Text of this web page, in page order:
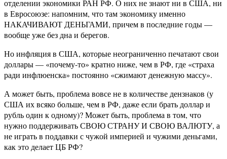
отделении экономики РАН РФ. О них не знают ни в США, ни
в Евросоюзе: напомним, что там экономику именно
НАКАЧИВАЮТ ДЕНЬГАМИ, причем в последние годы —
вообще уже без дна и берегов.
Но инфляция в США, которые неограниченно печатают свои
доллары — «почему-то» кратно ниже, чем в РФ, где «страха
ради инфлюенска» постоянно «сжимают денежную массу».
А может быть, проблема вовсе не в количестве дензнаков (у
США их всяко больше, чем в РФ, даже если брать доллар и
рубль один к одному)? Может быть, проблема в том, что
нужно поддерживать СВОЮ СТРАНУ И СВОЮ ВАЛЮТУ, а
не играть в поддавки с чужой империей и чужими деньгами,
как это делает ЦБ РФ?